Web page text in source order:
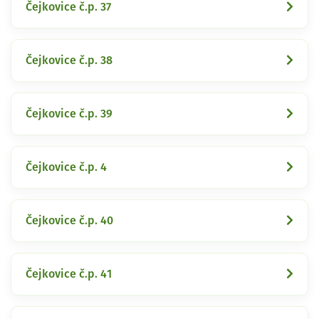
Čejkovice č.p. 37
Čejkovice č.p. 38
Čejkovice č.p. 39
Čejkovice č.p. 4
Čejkovice č.p. 40
Čejkovice č.p. 41